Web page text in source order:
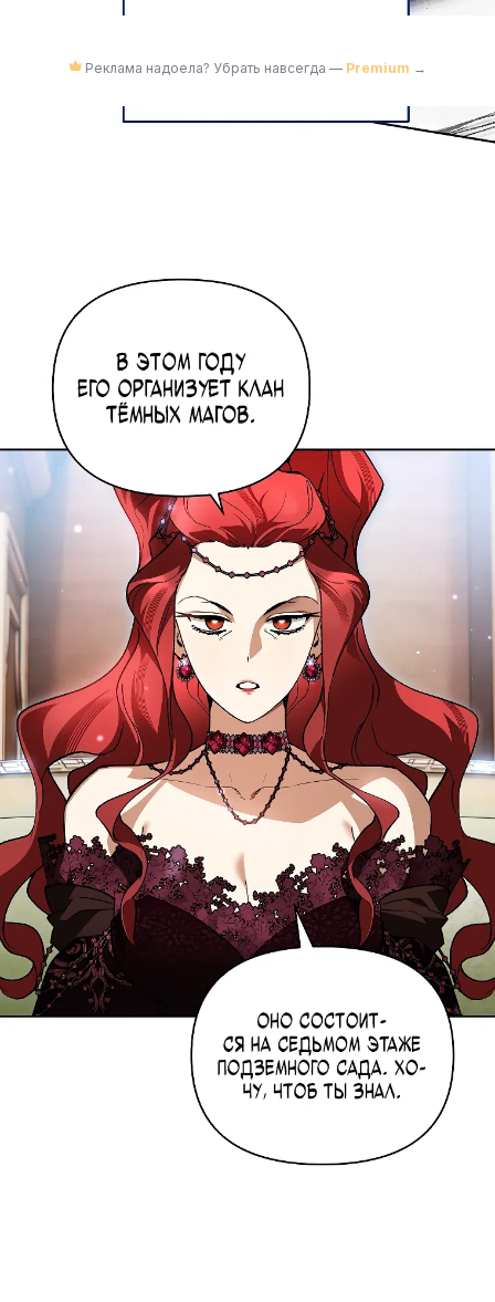
Реклама надоела? Убрать навсегда — Premium →